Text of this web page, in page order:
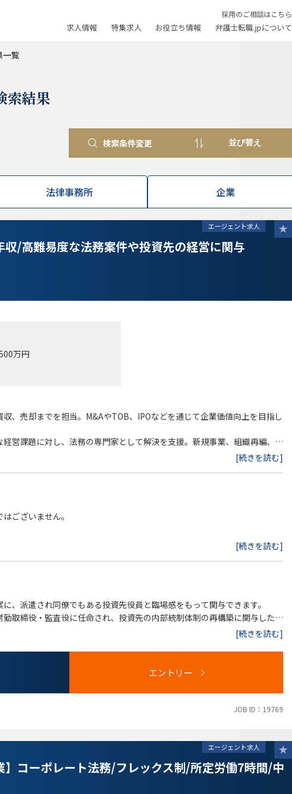
採用のご相談はこちら
求人情報 特集求人 お役立ち情報 弁護士転職.jpについて
一覧
索結果
検索条件変更
法律事務所 企業
エージェント求人
収/高難易度な法務案件や投資先の経営に関与
万円
、売却までを担当。M&AやTOB、IPOなどを通じて企業価値向上を目指し
営課題に対し、法務の専門家として解決を支援。新規事業、組織再編、紛
ポート
対応
[続きを読む]
ございません。
[続きを読む]
、派遣され同僚でもある投資先役員と臨場感をもって関与できます。
取締役・監査役に任命され、投資先の内部統制体制の再構築に関与したり
方で総合的・先進的・変化に富む業務であることに加え、
限性があり売却時に買手DDや上場審査に晒される状況下で、これに正面
所管業務ですが、PEファンドの業務特性上、技術的規制は緩やかかつ金
することなく、真の規律を保つためのガバナンスマインドの社内醸成・維持
[続きを読む]
エントリー
JOB ID：19769
エージェント求人
】コーポレート法務/フレックス制/所定労働7時間/中